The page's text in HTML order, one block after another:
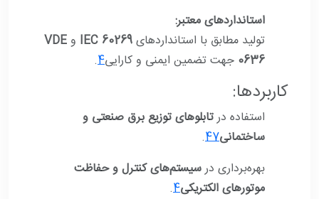
استانداردهای معتبر:
تولید مطابق با استانداردهایIEC 60269 وVDE
0636 جهت تضمین ایمنی و کارایی4
.
کاربردها:
استفاده درتابلوهای توزیع برق صنعتی و
ساختمانی 47
.
بهره‌برداری درسیستم‌های کنترل و حفاظت
موتورهای الکتریکی4
.